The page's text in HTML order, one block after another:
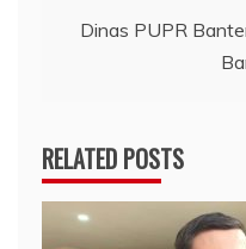
Dinas PUPR
RELATED POSTS